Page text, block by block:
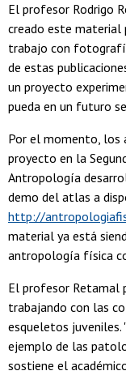
El profesor Rodrigo
creado este material
trabajo con
de estas
un proyecto
pueda en un futuro
Por el momento, los
proyecto en la
Antropología
demo del atlas a
http://
material ya está
antropología física
El profesor Retamal
trabajando con las
esqueletos juveniles.
ejemplo de las
sostiene el